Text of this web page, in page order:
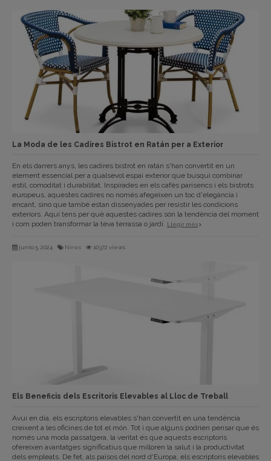
La Moda de les Cadires Bistrot en Ratán per a Exterior
En els darrers anys, les cadires bistrot en ratán s'han convertit en un
element essencial per a qualsevol espai exterior que busqui combinar
estil, comoditat i durabilitat. Inspirades en els cafès parisencs i els bistrots
europeus, aquestes cadires no només afegeixen un toc d'elegància i
encant, sinó que també estan dissenyades per resistir les condicions
exteriors. Aquí tens per què aquestes cadires són la tendència del moment
i com poden transformar la teva terrassa o jardí.
Llegir més
junio 5, 2024 News 10372 views
Els Beneficis dels Escritoris Elevables al Lloc de Treball
Avui en dia, els escriptoris elevables s'han convertit en una tendència
creixent a les oficines de tot el món. Tot i que alguns podrien pensar que és
només una moda passatgera, la veritat és que aquests escriptoris
ofereixen avantatges significatius que milloren la salut i la productivitat
dels empleats. De fet, als països del nord d'Europa, els escriptoris elevables